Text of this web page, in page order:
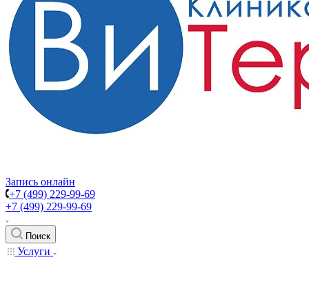
Запись онлайн
+7 (499) 229-99-69
+7 (499) 229-99-69
Поиск
Услуги